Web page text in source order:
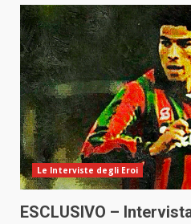
Le Interviste degli Eroi
ESCLUSIVO –